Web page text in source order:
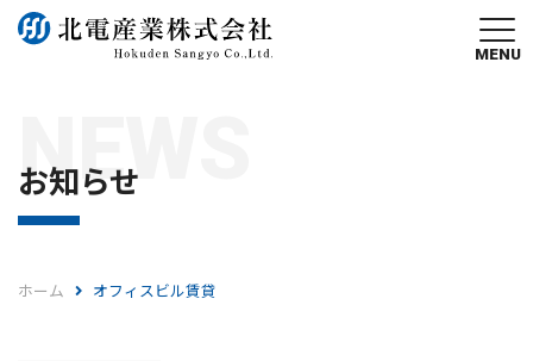
MENU
NEWS
お知らせ
ホーム オフィスビル賃貸